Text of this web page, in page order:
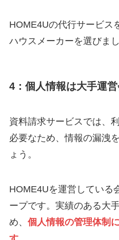
HOME4Uの代行サービス
ハウスメーカーを選びまし
4：個人情報は大手運
資料請求サービスでは、
必要なため、情報の漏洩
ょう。
HOME4Uを運営している
ープです。実績のある大
め、 個人情報の管理体制